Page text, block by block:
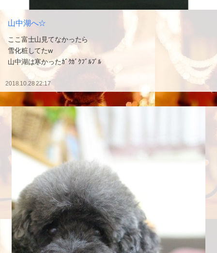
山中湖へ☆
ここ富士山見てなかったら
雪化粧してたw
山中湖は寒かったｶﾞｸｶﾞｸﾌﾞﾙﾌﾞﾙ
2018.10.28 22:17